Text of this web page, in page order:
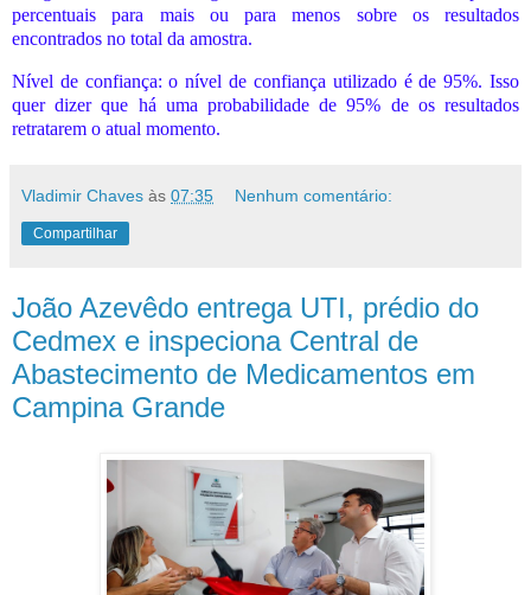
percentuais para mais ou para menos sobre os resultados
encontrados no total da amostra.
Nível de confiança: o nível de confiança utilizado é de 95%. Isso
quer dizer que há uma probabilidade de 95% de os resultados
retratarem o atual momento.
Vladimir Chaves às 07:35 Nenhum comentário:
Compartilhar
João Azevêdo entrega UTI, prédio do
Cedmex e inspeciona Central de
Abastecimento de Medicamentos em
Campina Grande